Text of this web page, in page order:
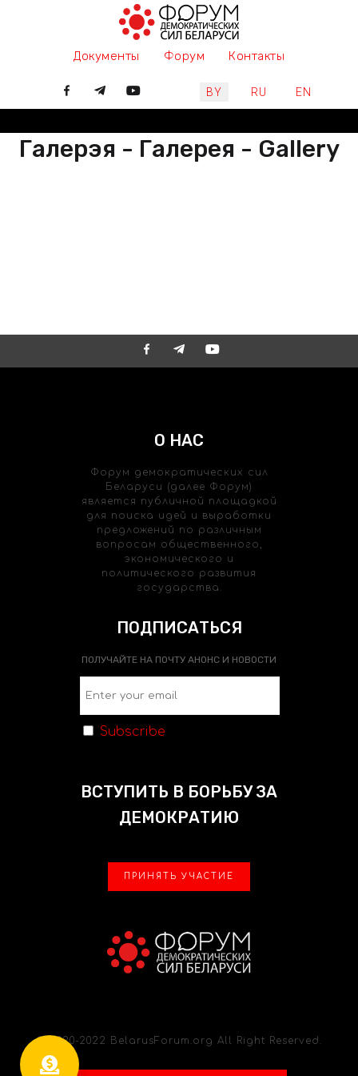
Документы Форум Контакты
Выберите язык
BY RU EN
Галерэя - Галерея - Gallery
О НАС
Форум демократических сил
Беларуси (далее Форум)
является публичной площадкой
для поиска идей и выработки
предложений по различным
вопросам общественного,
экономического и
политического развития
государства.
ПОДПИСАТЬСЯ
ПОЛУЧАЙТЕ НА ПОЧТУ АНОНС И НОВОСТИ
Subscribe
ВСТУПИТЬ В БОРЬБУ ЗА
ДЕМОКРАТИЮ
ПРИНЯТЬ УЧАСТИЕ
© 2020-2022 BelarusForum.org All Right Reserved.